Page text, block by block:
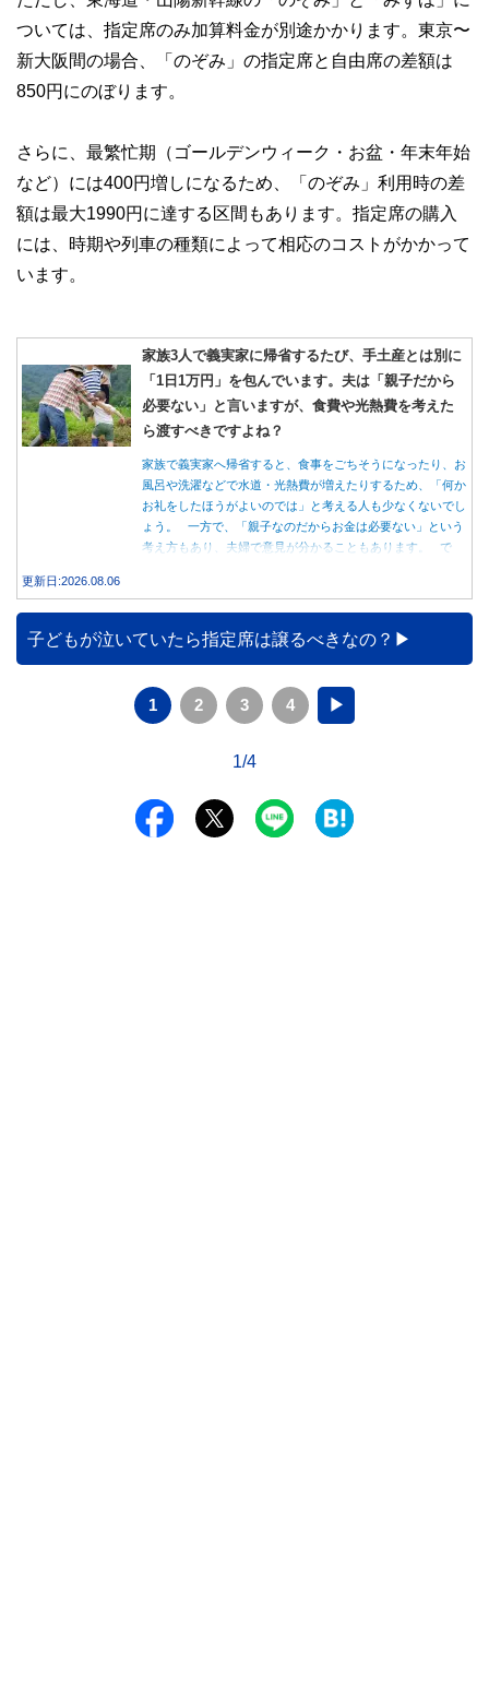
ついては、指定席のみ加算料金が別途かかります。東京〜
新大阪間の場合、「のぞみ」の指定席と自由席の差額は
850円にのぼります。
さらに、最繁忙期（ゴールデンウィーク・お盆・年末年始
など）には400円増しになるため、「のぞみ」利用時の差
額は最大1990円に達する区間もあります。指定席の購入
には、時期や列車の種類によって相応のコストがかかって
います。
家族3人で義実家に帰省するたび、手土産とは別に
「1日1万円」を包んでいます。夫は「親子だから
必要ない」と言いますが、食費や光熱費を考えた
ら渡すべきですよね？
家族で義実家へ帰省すると、食事をごちそうになったり、お
風呂や洗濯などで水道・光熱費が増えたりするため、「何か
お礼をしたほうがよいのでは」と考える人も少なくないでし
ょう。 一方で、「親子なのだからお金は必要ない」という
考え方もあり、夫婦で意見が分かることもあります。 で
更新日:2026.08.06
子どもが泣いていたら指定席は譲るべきなの？
1 2 3 4 ▶
1/4